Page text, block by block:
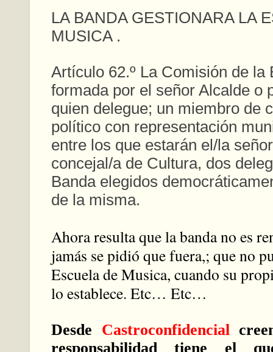
LA BANDA GESTIONARALA
MUSICA .
Artículo 62.º La Comisión de la
formada por el señor Alcalde o
quien delegue; un miembro de
político con representación
entre los que estarán el/la
concejal/a de Cultura, dos
Banda elegidos
de la misma.
Ahora resulta que la banda no es
jamás se pidió que fuera,; que no
Escuela de Musica, cuando su
lo establece. Etc… Etc…
Desde Castroconfidencial
responsabilidad tiene el